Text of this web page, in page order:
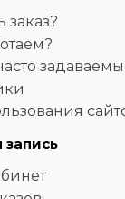
заказ?
запись